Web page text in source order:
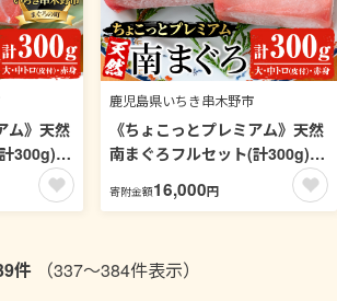
ム》天然
300g)
のお刺
鮪 魚介
10】
鹿児島県いちき串木野市
《ちょこっとプレミアム》天然
南まぐろフルセット(計300g)
100g柵でお届け！肉厚のお刺
身や海鮮丼に！まぐろ 鮪 魚介
鮮まぐろ家】【00-041-09】
寄附金額16,000円
件 （337～384件表示）